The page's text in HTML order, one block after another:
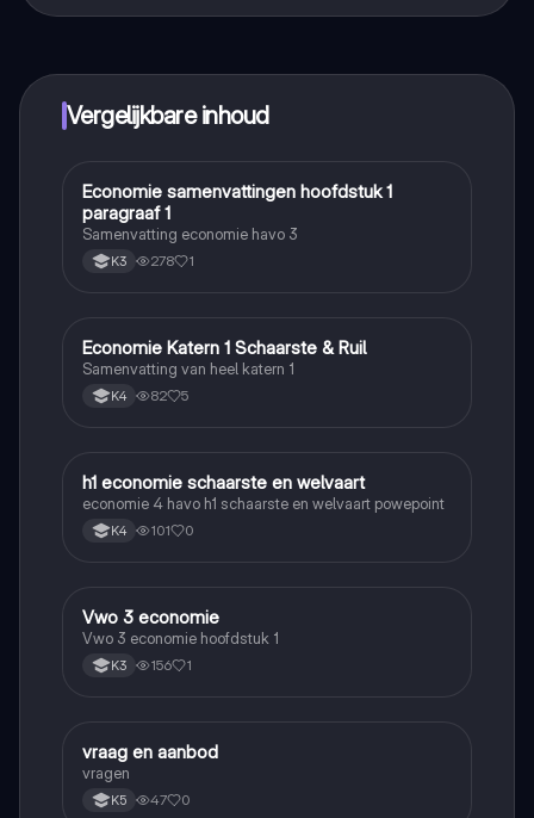
Vergelijkbare inhoud
Economie
Economie samenvattingen hoofdstuk 1
paragraaf 1
Samenvatting economie havo 3
K3 278 1
Economie
Economie Katern 1 Schaarste & Ruil
Samenvatting van heel katern 1
K4 82 5
Economie
h1 economie schaarste en welvaart
economie 4 havo h1 schaarste en welvaart powepoint
K4 101 0
Economie
Vwo 3 economie
Vwo 3 economie hoofdstuk 1
K3 156 1
Economie
vraag en aanbod
vragen
K5 47 0